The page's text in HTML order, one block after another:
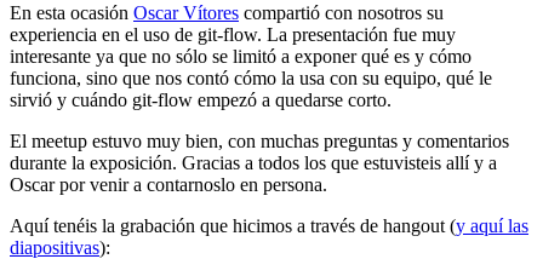
En esta ocasión Oscar Vítores compartió con nosotros su
experiencia en el uso de git-flow. La presentación fue muy
interesante ya que no sólo se limitó a exponer qué es y cómo
funciona, sino que nos contó cómo la usa con su equipo, qué le
sirvió y cuándo git-flow empezó a quedarse corto.
El meetup estuvo muy bien, con muchas preguntas y comentarios
durante la exposición. Gracias a todos los que estuvisteis allí y a
Oscar por venir a contarnoslo en persona.
Aquí tenéis la grabación que hicimos a través de hangout (y aquí las
diapositivas):